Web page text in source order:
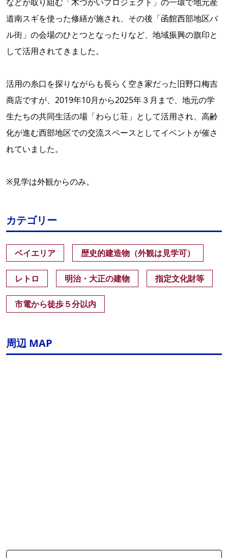
道南スギを使った修繕が施され、その後「函館西部地区バ
ル街」の会場のひとつとなったりなど、地域振興の旗印と
して活用されてきました。
活用の糸口を探りながらも長らく空き家だった旧野口梅吉
商店ですが、2019年10月から2025年３月まで、地元の学
生たちの共同生活の場「わらじ荘」として活用され、高齢
化が進む西部地区での交流スペースとしてイベントが催さ
れていました。
※見学は外観からのみ。
カテゴリー
ベイエリア 歴史的建造物（外観は見学可）
レトロ 明治・大正の建物 指定文化財等
市電から徒歩５分以内
周辺 MAP